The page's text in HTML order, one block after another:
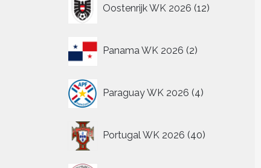
Oostenrijk WK 2026 12
producten
Panama WK 2026 2
producten
Paraguay WK 2026 4
producten
Portugal WK 2026 40
producten